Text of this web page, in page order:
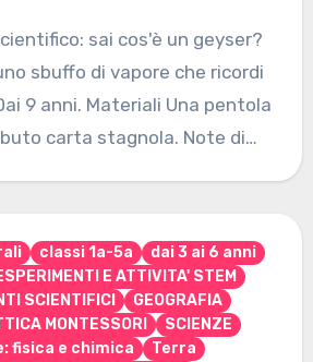
sai cos'è un geyser?
sbuffo di vapore che ricordi
9 anni. Materiali Una pentola
carta stagnola. Note di…
classi 1a-5a
dai 3 ai 6 anni
E ATTIVITA' STEM
SCIENTIFICI
GEOGRAFIA
MONTESSORI
SCIENZE
fisica e chimica
Terra